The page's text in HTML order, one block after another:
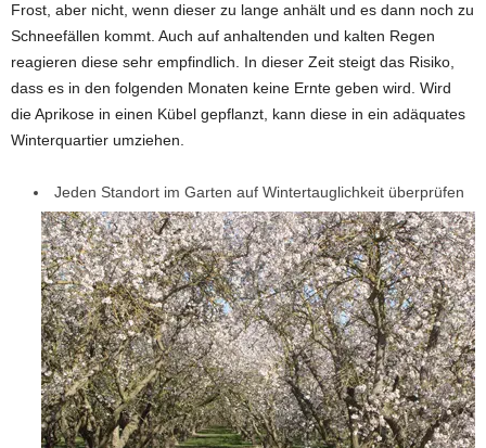
Frost, aber nicht, wenn dieser zu lange anhält und es dann noch zu
Schneefällen kommt. Auch auf anhaltenden und kalten Regen
reagieren diese sehr empfindlich. In dieser Zeit steigt das Risiko,
dass es in den folgenden Monaten keine Ernte geben wird. Wird
die Aprikose in einen Kübel gepflanzt, kann diese in ein adäquates
Winterquartier umziehen.
Jeden Standort im Garten auf Wintertauglichkeit überprüfen